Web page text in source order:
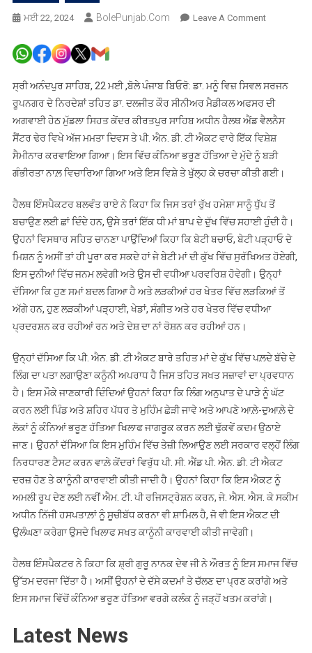
ਮਈ 22, 2024 BolePunjab.com Leave A CommentOn
ਤੇ
ਧੀ
ਦੁੱਖ
ਸਾਥ
ਦਿੰਦੀ
ਮੈਡੀਕਲ
ਅਫਸਰ
ਸ੍ਰੀ ਅਨੰਦਪੁਰ ਸਾਹਿਬ, 22 ਮਈ ,ਬੋਲੇ ਪੰਜਾਬ ਬਿਓਰੋ: ਡਾ. ਮਨੂੰ ਵਿਜ਼ ਸਿਵਲ ਸਰਜਨ
ਰੂਪਨਗਰ ਦੇ ਨਿਰਦੇਸ਼ਾਂ ਤਹਿਤ ਡਾ. ਦਲਜੀਤ ਕੌਰ ਸੀਨੀਅਰ ਮੈਡੀਕਲ ਅਫਸਰ ਦੀ
ਅਗਵਾਈ ਹੇਠ ਮੁੱਡਲਾ ਸਿਹਤ ਕੇਂਦਰ ਕੀਰਤਪੁਰ ਸਾਹਿਬ ਅਧੀਨ ਹੈਲਥ ਐਂਡ ਵੈਲਨੈਸ
ਸੈਂਟਰ ਢੇਰ ਵਿਖੇ ਅੱਜ ਮਮਤਾ ਦਿਵਸ ਤੇ ਪੀ. ਐਨ. ਡੀ. ਟੀ ਐਕਟ ਵਾਰੇ ਇੱਕ ਵਿਸ਼ੇਸ਼
ਸੈਮੀਨਾਰ ਕਰਵਾਇਆ ਗਿਆ। ਇਸ ਵਿੱਚ ਕੰਨਿਆ ਭਰੂਣ ਹੱਤਿਆ ਦੇ ਮੁੱਦੇ ਨੂੰ ਬੜੀ
ਗੰਭੀਰਤਾ ਨਾਲ਼ ਵਿਚਾਰਿਆ ਗਿਆ ਅਤੇ ਇਸ ਵਿਸ਼ੇ ਤੇ ਖੁੱਲ੍ਹ ਕੇ ਚਰਚਾ ਕੀਤੀ ਗਈ।
ਹੈਲਥ ਇੰਸਪੈਕਟਰ ਬਲਵੰਤ ਰਾਏ ਨੇ ਕਿਹਾ ਕਿ ਜਿਸ ਤਰਾਂ ਰੁੱਖ ਹਮੇਸ਼ਾ ਸਾਨੂੰ ਧੁੱਪ ਤੋਂ
ਬਚਾਉਣ ਲਈ ਛਾਂ ਦਿੰਦੇ ਹਨ, ਉਸੇ ਤਰਾਂ ਇੱਕ ਧੀ ਮਾਂ ਬਾਪ ਦੇ ਦੁੱਖ ਵਿੱਚ ਸਹਾਈ ਹੁੰਦੀ ਹੈ।
ਉਹਨਾਂ ਵਿਸਥਾਰ ਸਹਿਤ ਚਾਨਣਾ ਪਾਉਂਦਿਆਂ ਕਿਹਾ ਕਿ ਬੇਟੀ ਬਚਾਓ, ਬੇਟੀ ਪੜ੍ਹਾਓ ਦੇ
ਮਿਸ਼ਨ ਨੂੰ ਅਸੀਂ ਤਾਂ ਹੀ ਪੂਰਾ ਕਰ ਸਕਦੇ ਹਾਂ ਜੇ ਬੇਟੀ ਮਾਂ ਦੀ ਕੁੱਖ ਵਿੱਚ ਸੁਰੱਖਿਅਤ ਹੋਏਗੀ,
ਇਸ ਦੁਨੀਆਂ ਵਿੱਚ ਜਨਮ ਲਵੇਗੀ ਅਤੇ ਉਸ ਦੀ ਵਧੀਆ ਪਰਵਰਿਸ਼ ਹੋਵੇਗੀ। ਉਨ੍ਹਾਂ
ਦੱਸਿਆ ਕਿ ਹੁਣ ਸਮਾਂ ਬਦਲ ਗਿਆ ਹੈ ਅਤੇ ਲੜਕੀਆਂ ਹਰ ਖੇਤਰ ਵਿੱਚ ਲੜਕਿਆਂ ਤੋਂ
ਅੱਗੇ ਹਨ, ਹੁਣ ਲੜਕੀਆਂ ਪੜ੍ਹਾਈ, ਖੇਡਾਂ, ਸੰਗੀਤ ਅਤੇ ਹਰ ਖੇਤਰ ਵਿੱਚ ਵਧੀਆ
ਪ੍ਰਦਰਸ਼ਨ ਕਰ ਰਹੀਆਂ ਰਨ ਅਤੇ ਦੇਸ਼ ਦਾ ਨਾਂ ਰੋਸ਼ਨ ਕਰ ਰਹੀਆਂ ਹਨ।
ਉਨ੍ਹਾਂ ਦੱਸਿਆ ਕਿ ਪੀ. ਐਨ. ਡੀ. ਟੀ ਐਕਟ ਬਾਰੇ ਤਹਿਤ ਮਾਂ ਦੇ ਕੁੱਖ ਵਿੱਚ ਪਲ਼ਦੇ ਬੱਚੇ ਦੇ
ਲਿੰਗ ਦਾ ਪਤਾ ਲਗਾਉਣਾ ਕਨੂੰਨੀ ਅਪਰਾਧ ਹੈ ਜਿਸ ਤਹਿਤ ਸਖਤ ਸਜ਼ਾਵਾਂ ਦਾ ਪ੍ਰਵਧਾਨ
ਹੈ। ਇਸ ਮੌਕੇ ਜਾਣਕਾਰੀ ਦਿੰਦਿਆਂ ਉਹਨਾਂ ਕਿਹਾ ਕਿ ਲਿੰਗ ਅਨੁਪਾਤ ਦੇ ਪਾੜੇ ਨੂੰ ਘੱਟ
ਕਰਨ ਲਈ ਪਿੰਡ ਅਤੇ ਸ਼ਹਿਰ ਪੱਧਰ ਤੇ ਮੁਹਿੰਮ ਛੇੜੀ ਜਾਵੇ ਅਤੇ ਆਪਣੇ ਆਲ਼ੇ-ਦੁਆਲ਼ੇ ਦੇ
ਲੋਕਾਂ ਨੂੰ ਕੰਨਿਆਂ ਭਰੂਣ ਹੱਤਿਆ ਖਿਲਾਫ ਜਾਗਰੂਕ ਕਰਨ ਲਈ ਢੁੱਕਵੇਂ ਕਦਮ ਉਠਾਏ
ਜਾਣ। ਉਹਨਾਂ ਦੱਸਿਆ ਕਿ ਇਸ ਮੁਹਿੰਮ ਵਿੱਚ ਤੇਜ਼ੀ ਲਿਆਉਣ ਲਈ ਸਰਕਾਰ ਵਲ੍ਹੋਂ ਲਿੰਗ
ਨਿਰਧਾਰਣ ਟੈਸਟ ਕਰਨ ਵਾਲ਼ੇ ਕੇਂਦਰਾਂ ਵਿਰੁੱਧ ਪੀ. ਸੀ. ਐਂਡ ਪੀ. ਐਨ. ਡੀ. ਟੀ ਐਕਟ
ਦਰਜ਼ ਹੋਣ ਤੇ ਕਾਨੂੰਨੀ ਕਾਰਵਾਈ ਕੀਤੀ ਜਾਦੀ ਹੈ। ਉਹਨਾਂ ਕਿਹਾ ਕਿ ਇਸ ਐਕਟ ਨੂੰ
ਅਮਲੀ ਰੂਪ ਦੇਣ ਲਈ ਨਵੀਂ ਐਮ. ਟੀ. ਪੀ ਰਜਿਸਟ੍ਰੇਸ਼ਨ ਕਰਨ, ਜੇ. ਐਸ. ਐਸ. ਕੇ ਸਕੀਮ
ਅਧੀਨ ਨਿੱਜੀ ਹਸਪਤਾਲ਼ਾਂ ਨੂੰ ਸੂਚੀਬੱਧ ਕਰਨਾ ਵੀ ਸ਼ਾਮਿਲ ਹੈ, ਜੋ ਵੀ ਇਸ ਐਕਟ ਦੀ
ਉਲੰਘਣਾ ਕਰੇਗਾ ਉਸਦੇ ਖਿਲਾਫ ਸਖਤ ਕਾਨੂੰਨੀ ਕਾਰਵਾਈ ਕੀਤੀ ਜਾਵੇਗੀ।
ਹੈਲਥ ਇੰਸਪੈਕਟਰ ਨੇ ਕਿਹਾ ਕਿ ਸ਼੍ਰੀ ਗੁਰੂ ਨਾਨਕ ਦੇਵ ਜੀ ਨੇ ਔਰਤ ਨੂੰ ਇਸ ਸਮਾਜ ਵਿੱਚ
ਉੱਤਮ ਦਰਜਾ ਦਿੱਤਾ ਹੈ। ਅਸੀਂ ਉਹਨਾਂ ਦੇ ਦੱਸੇ ਕਦਮਾਂ ਤੇ ਚੱਲਣ ਦਾ ਪ੍ਰਣ ਕਰਾਂਗੇ ਅਤੇ
ਇਸ ਸਮਾਜ ਵਿੱਚੋਂ ਕੰਨਿਆ ਭਰੂਣ ਹੱਤਿਆ ਵਰਗੇ ਕਲੰਕ ਨੂੰ ਜੜ੍ਹੋਂ ਖਤਮ ਕਰਾਂਗੇ।
Latest News